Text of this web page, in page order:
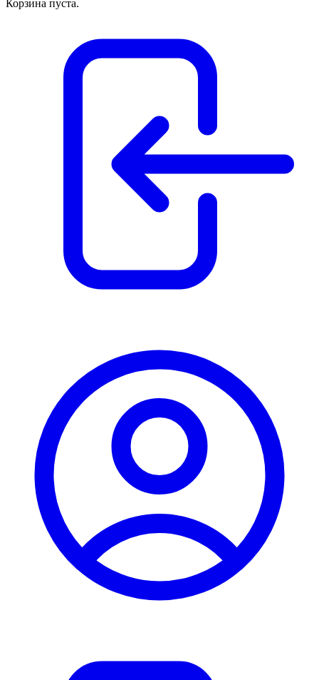
Корзина пуста.